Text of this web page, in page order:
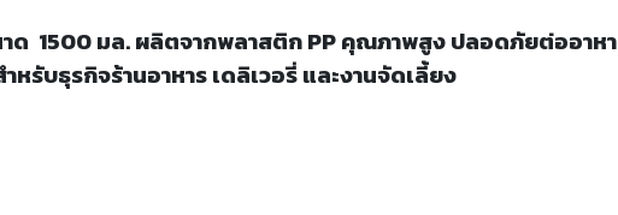
ด 1500 มล. ผลิตจากพลาสติก PP คุณภาพสูง ปลอดภัยต่ออาห
หรับธุรกิจร้านอาหาร เดลิเวอรี่ และงานจัดเลี้ยง